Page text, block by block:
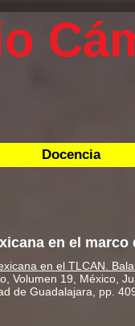
Docencia
en el
en el TLCAN.
, Volumen 19, México,
de Guadalajara, pp.